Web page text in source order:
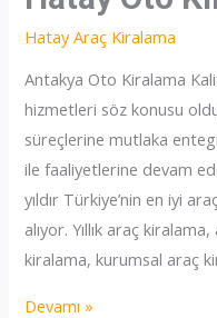
Hatay Araç Kiralama
Antakya Oto Kiralama
hizmetleri söz konusu
süreçlerine mutlaka
ile faaliyetlerine devam
yıldır Türkiye’nin en iyi
alıyor. Yıllık araç
kiralama, kurumsal araç
Hatay
Devamı »